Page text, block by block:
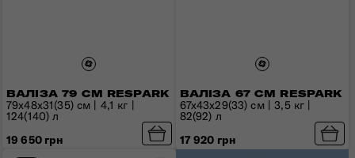
ВАЛІЗА 79 СМ RESPARK
79x48x31(35) см | 4,1 кг |
124(140) л
19 650 грн
ВАЛІЗА 67 СМ RESPARK
67x43x29(33) см | 3,5 кг |
82(92) л
17 920 грн